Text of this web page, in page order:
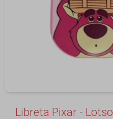
Libreta Pixar - Lotso